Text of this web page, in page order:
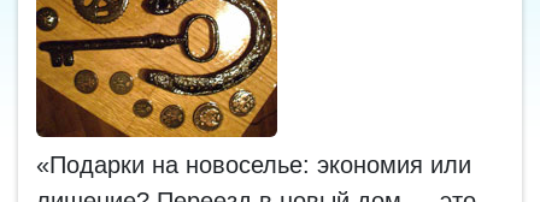
«Подарки на новоселье: экономия или